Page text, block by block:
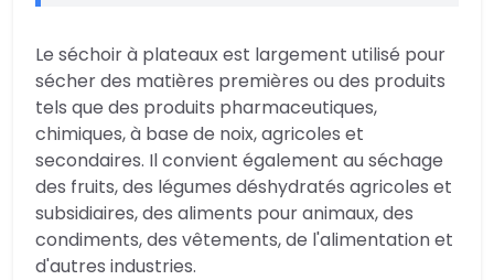
Le séchoir à plateaux est largement utilisé pour
sécher des matières premières ou des produits
tels que des produits pharmaceutiques,
chimiques, à base de noix, agricoles et
secondaires. Il convient également au séchage
des fruits, des légumes déshydratés agricoles et
subsidiaires, des aliments pour animaux, des
condiments, des vêtements, de l'alimentation et
d'autres industries.